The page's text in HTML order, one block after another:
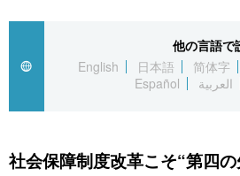
People
東京
お知らせ
他の言語で
English
日本語 简体字
Español
العربية
社会保障制度改革こそ“第四の